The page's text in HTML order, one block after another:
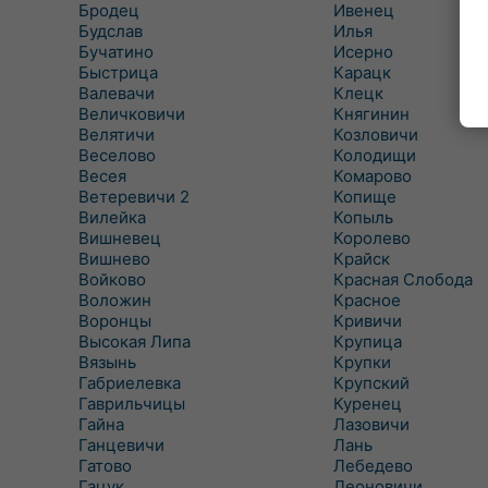
Бродец
Будслав
Бучатино
Быстрица
Валевачи
Величковичи
Велятичи
Веселово
Весея
Ветеревичи 2
Вилейка
Вишневец
Вишнево
Войково
Воложин
Воронцы
Высокая Липа
Вязынь
Габриелевка
Гаврильчицы
Гайна
Ганцевичи
Гатово
Ивенец
Илья
Исерно
Карацк
Клецк
Княгинин
Козловичи
Колодищи
Комарово
Копище
Копыль
Королево
Крайск
Красная Слобода
Красное
Кривичи
Крупица
Крупки
Крупский
Куренец
Лазовичи
Лань
Лебедево